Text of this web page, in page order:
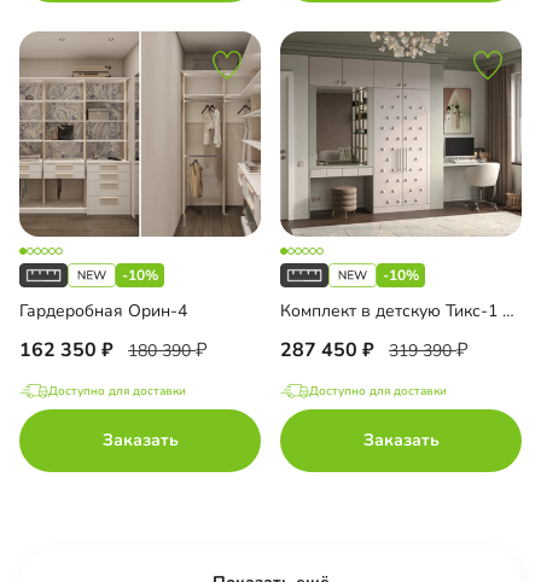
-10%
Гардеробная Орин-4
162 350 180 390
Доступно для доставки
Заказать
-10%
Комплект в детскую Тикс-1 Эмаль
287 450 319 390
Доступно для доставки
Заказать